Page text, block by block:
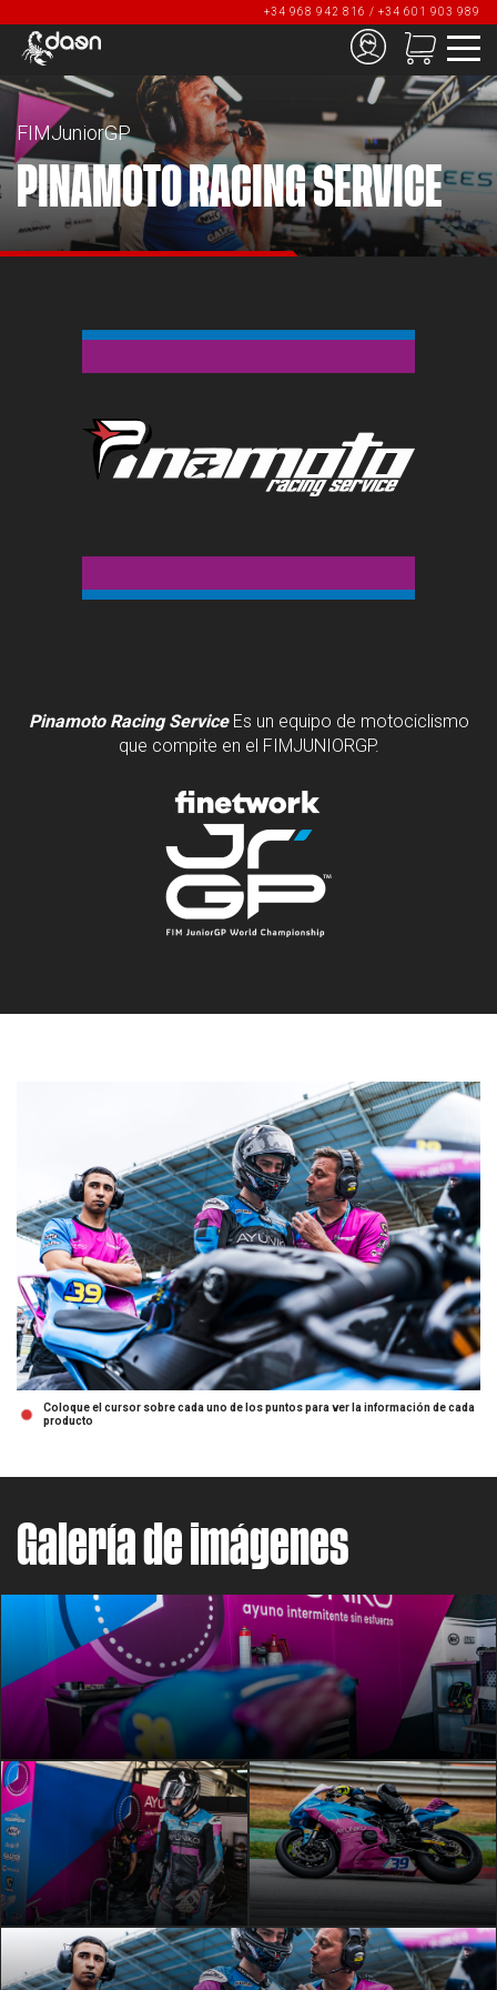
+34 968 942 816 / +34 601 903 989
FIMJuniorGP
PINAMOTO RACING SERVICE
Pinamoto Racing ServiceEs un equipo de motociclismo
que compite en el FIMJUNIORGP.
Coloque el cursor sobre cada uno de los puntos para ver la información de cada
producto
Galería de imágenes